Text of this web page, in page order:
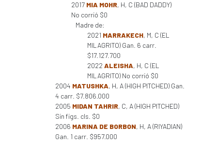
2017 MIA MOHR, H, C (BAD DADDY)
No corrió $0
Madre de:
2021 MARRAKECH, M, C (EL
MILAGRITO) Gan. 6 carr.
$17.127.700
2022 ALEISHA, H, C (EL
MILAGRITO) No corrió $0
2004 MATUSHKA, H, A (HIGH PITCHED) Gan.
4 carr. $7.806.000
2005 MIDAN TAHRIR, C, A (HIGH PITCHED)
Sin figs. cls. $0
2006 MARINA DE BORBON, H, A (RIYADIAN)
Gan. 1 carr. $957.000